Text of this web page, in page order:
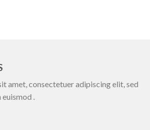
amet, consectetuer adipiscing elit, sed
.